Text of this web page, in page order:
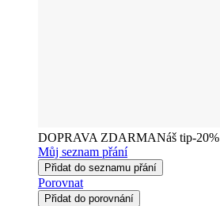
DOPRAVA ZDARMANáš tip-20%
Můj seznam přání
Přidat do seznamu přání
Porovnat
Přidat do porovnání